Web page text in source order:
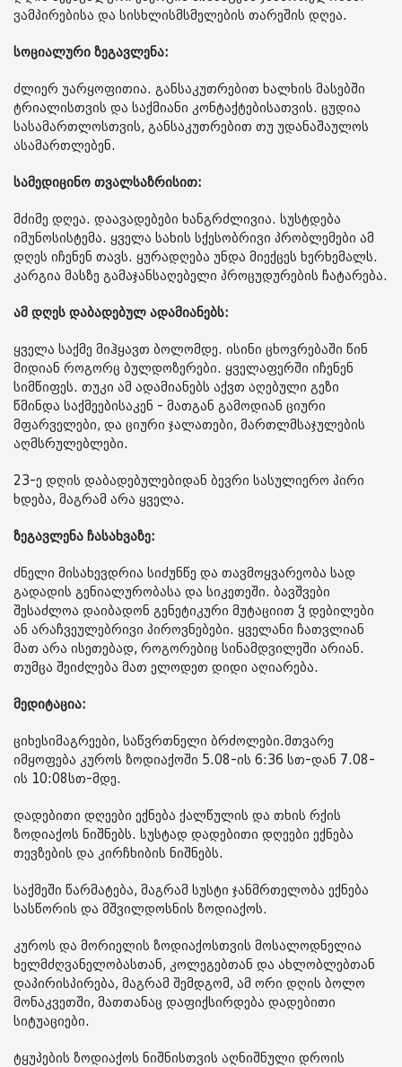
ვამპირებისა და სისხლისმსმელების თარეშის დღეა.
სოციალური ზეგავლენა:
ძლიერ უარყოფითია. განსაკუთრებით ხალხის მასებში
ტრიალისთვის და საქმიანი კონტაქტებისათვის. ცუდია
სასამართლოსთვის, განსაკუთრებით თუ უდანაშაულოს
ასამართლებენ.
სამედიცინო თვალსაზრისით:
მძიმე დღეა. დაავადებები ხანგრძლივია. სუსტდება
იმუნოსისტემა. ყველა სახის სქესობრივი პრობლემები ამ
დღეს იჩენენ თავს. ყურადღება უნდა მიექცეს ხერხემალს.
კარგია მასზე გამაჯანსაღებელი პროცუდურების ჩატარება.
ამ დღეს დაბადებულ ადამიანებს:
ყველა საქმე მიჰყავთ ბოლომდე. ისინი ცხოვრებაში წინ
მიდიან როგორც ბულდოზერები. ყველაფერში იჩენენ
სიმწიფეს. თუკი ამ ადამიანებს აქვთ აღებული გეზი
წმინდა საქმეებისაკენ - მათგან გამოდიან ციური
მფარველები, და ციური ჯალათები, მართლმსაჯულების
აღმსრულებლები.
23-ე დღის დაბადებულებიდან ბევრი სასულიერო პირი
ხდება, მაგრამ არა ყველა.
ზეგავლენა ჩასახვაზე:
ძნელი მისახევდრია სიძუნწე და თავმოყვარეობა სად
გადადის გენიალურობასა და სიკეთეში. ბავშვები
შესაძლოა დაიბადონ გენეტიკური მუტაციით ჴ დებილები
ან არაჩვეულებრივი პიროვნებები. ყველანი ჩათვლიან
მათ არა ისეთებად, როგორებიც სინამდვილეში არიან.
თუმცა შეიძლება მათ ელოდეთ დიდი აღიარება.
მედიტაცია:
ციხესიმაგრეები, საწვრთნელი ბრძოლები.მთვარე
იმყოფება კუროს ზოდიაქოში 5.08-ის 6:36 სთ-დან 7.08-
ის 10:08სთ-მდე.
დადებითი დღეები ექნება ქალწულის და თხის რქის
ზოდიაქოს ნიშნებს. სუსტად დადებითი დღეები ექნება
თევზების და კირჩხიბის ნიშნებს.
საქმეში წარმატება, მაგრამ სუსტი ჯანმრთელობა ექნება
სასწორის და მშვილდოსნის ზოდიაქოს.
კუროს და მორიელის ზოდიაქოსთვის მოსალოდნელია
ხელმძღვანელობასთან, კოლეგებთან და ახლობლებთან
დაპირისპირება, მაგრამ შემდგომ, ამ ორი დღის ბოლო
მონაკვეთში, მათთანაც დაფიქსირდება დადებითი
სიტუაციები.
ტყუპების ზოდიაქოს ნიშნისთვის აღნიშნული დროის